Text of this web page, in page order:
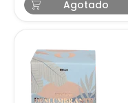
85g
Agotado